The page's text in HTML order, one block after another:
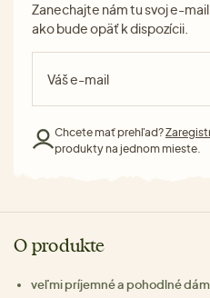
Zanechajte nám tu svoj e-
ako bude opäť k dispozícii.
Chcete mať prehľad?
produkty na jednom mieste.
O produkte
veľmi príjemné a pohodlné